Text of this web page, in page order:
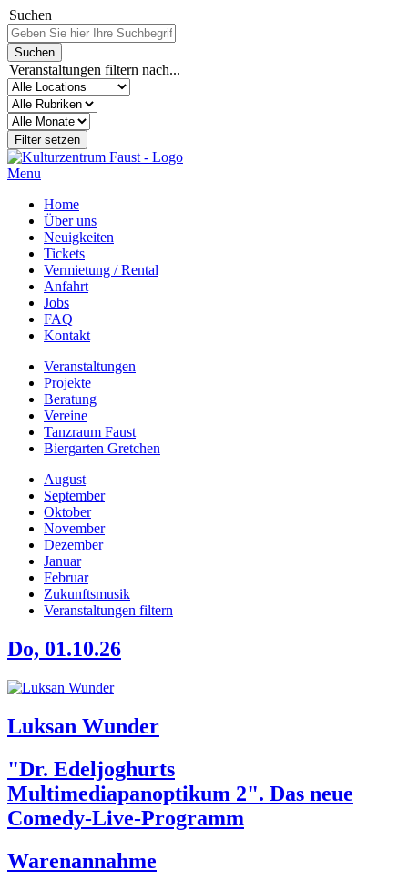
Suchen
Veranstaltungen filtern nach...
Menu
Home
Über uns
Neuigkeiten
Tickets
Vermietung / Rental
Anfahrt
Jobs
FAQ
Kontakt
Veranstaltungen
Projekte
Beratung
Vereine
Tanzraum Faust
Biergarten Gretchen
August
September
Oktober
November
Dezember
Januar
Februar
Zukunftsmusik
Veranstaltungen filtern
Do, 01.10.26
Luksan Wunder
"Dr. Edeljoghurts
Multimediapanoptikum 2". Das neue
Comedy-Live-Programm
Warenannahme